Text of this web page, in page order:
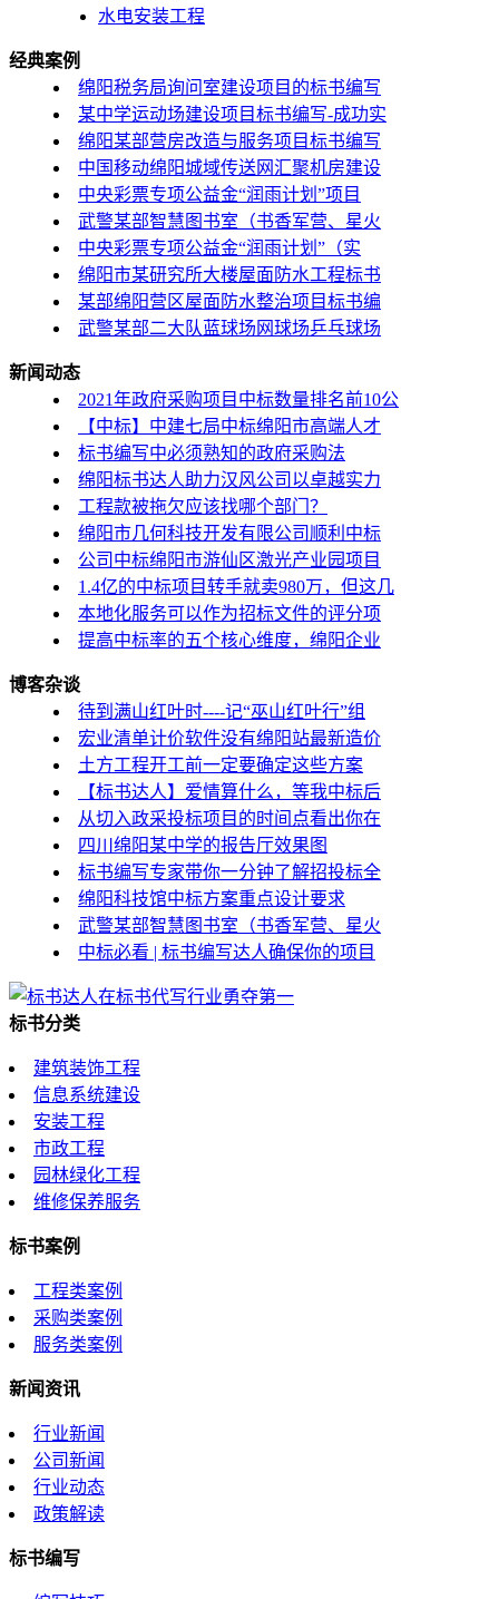
水电安装工程
经典案例
绵阳税务局询问室建设项目的标书编写
某中学运动场建设项目标书编写-成功实
绵阳某部营房改造与服务项目标书编写
中国移动绵阳城域传送网汇聚机房建设
中央彩票专项公益金“润雨计划”项目
武警某部智慧图书室（书香军营、星火
中央彩票专项公益金“润雨计划”（实
绵阳市某研究所大楼屋面防水工程标书
某部绵阳营区屋面防水整治项目标书编
武警某部二大队蓝球场网球场乒乓球场
新闻动态
2021年政府采购项目中标数量排名前10公
【中标】中建七局中标绵阳市高端人才
标书编写中必须熟知的政府采购法
绵阳标书达人助力汉风公司以卓越实力
工程款被拖欠应该找哪个部门？
绵阳市几何科技开发有限公司顺利中标
公司中标绵阳市游仙区激光产业园项目
1.4亿的中标项目转手就卖980万，但这几
本地化服务可以作为招标文件的评分项
提高中标率的五个核心维度，绵阳企业
博客杂谈
待到满山红叶时----记“巫山红叶行”组
宏业清单计价软件没有绵阳站最新造价
土方工程开工前一定要确定这些方案
【标书达人】爱情算什么，等我中标后
从切入政采投标项目的时间点看出你在
四川绵阳某中学的报告厅效果图
标书编写专家带你一分钟了解招投标全
绵阳科技馆中标方案重点设计要求
武警某部智慧图书室（书香军营、星火
中标必看 | 标书编写达人确保你的项目
标书分类
建筑装饰工程
信息系统建设
安装工程
市政工程
园林绿化工程
维修保养服务
标书案例
工程类案例
采购类案例
服务类案例
新闻资讯
行业新闻
公司新闻
行业动态
政策解读
标书编写